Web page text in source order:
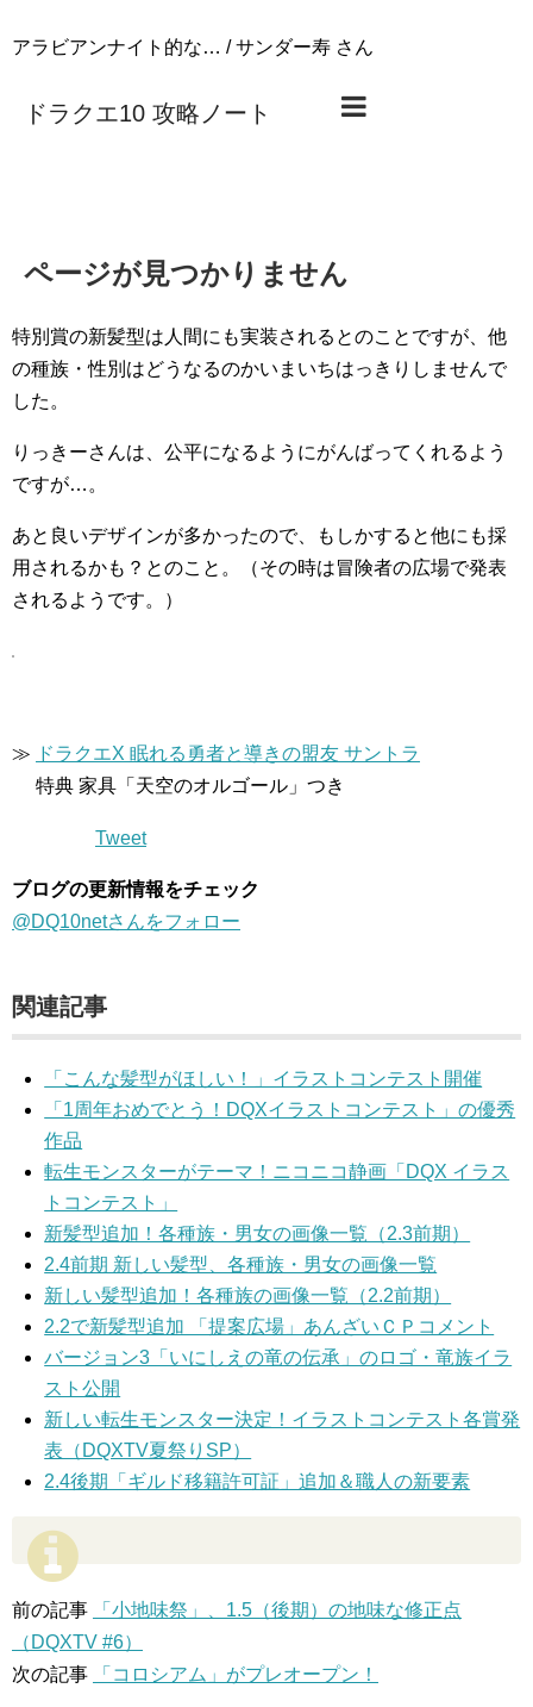
アラビアンナイト的な… / サンダー寿 さん
特別賞の新髪型は人間にも実装されるとのことですが、他
の種族・性別はどうなるのかいまいちはっきりしませんで
した。
りっきーさんは、公平になるようにがんばってくれるよう
ですが…。
あと良いデザインが多かったので、もしかすると他にも採
用されるかも？とのこと。（その時は冒険者の広場で発表
されるようです。）
≫ ドラクエX 眠れる勇者と導きの盟友 サントラ
特典 家具「天空のオルゴール」つき
Tweet
ブログの更新情報をチェック
@DQ10netさんをフォロー
関連記事
「こんな髪型がほしい！」イラストコンテスト開催
「1周年おめでとう！DQXイラストコンテスト」の優秀
作品
転生モンスターがテーマ！ニコニコ静画「DQX イラス
トコンテスト」
新髪型追加！各種族・男女の画像一覧（2.3前期）
2.4前期 新しい髪型、各種族・男女の画像一覧
新しい髪型追加！各種族の画像一覧（2.2前期）
2.2で新髪型追加 「提案広場」あんざいＣＰコメント
バージョン3「いにしえの竜の伝承」のロゴ・竜族イラ
スト公開
新しい転生モンスター決定！イラストコンテスト各賞発
表（DQXTV夏祭りSP）
2.4後期「ギルド移籍許可証」追加＆職人の新要素
前の記事
「小地味祭」、1.5（後期）の地味な修正点
（DQXTV #6）
次の記事
「コロシアム」がプレオープン！